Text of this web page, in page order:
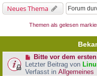
Neues Thema
Themen als gelesen
Bitte vor dem
Letzter Beitrag von
Verfasst in Allgemeines